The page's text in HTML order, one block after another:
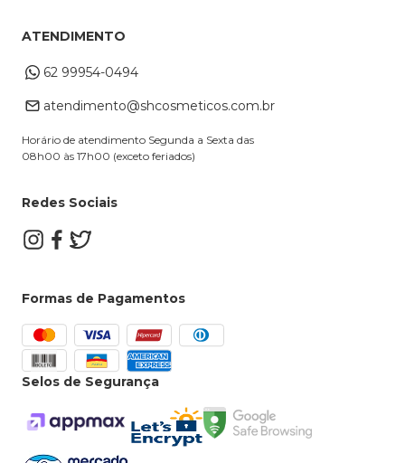
Cupons
Troca e Devoluções
Dúvidas Frequentes
Alterar Cadastro
ATENDIMENTO
62 99954-0494
atendimento@shcosmeticos.com.br
Horário de atendimento Segunda a Sexta das
08h00 às 17h00 (exceto feriados)
Redes Sociais
Formas de Pagamentos
Selos de Segurança